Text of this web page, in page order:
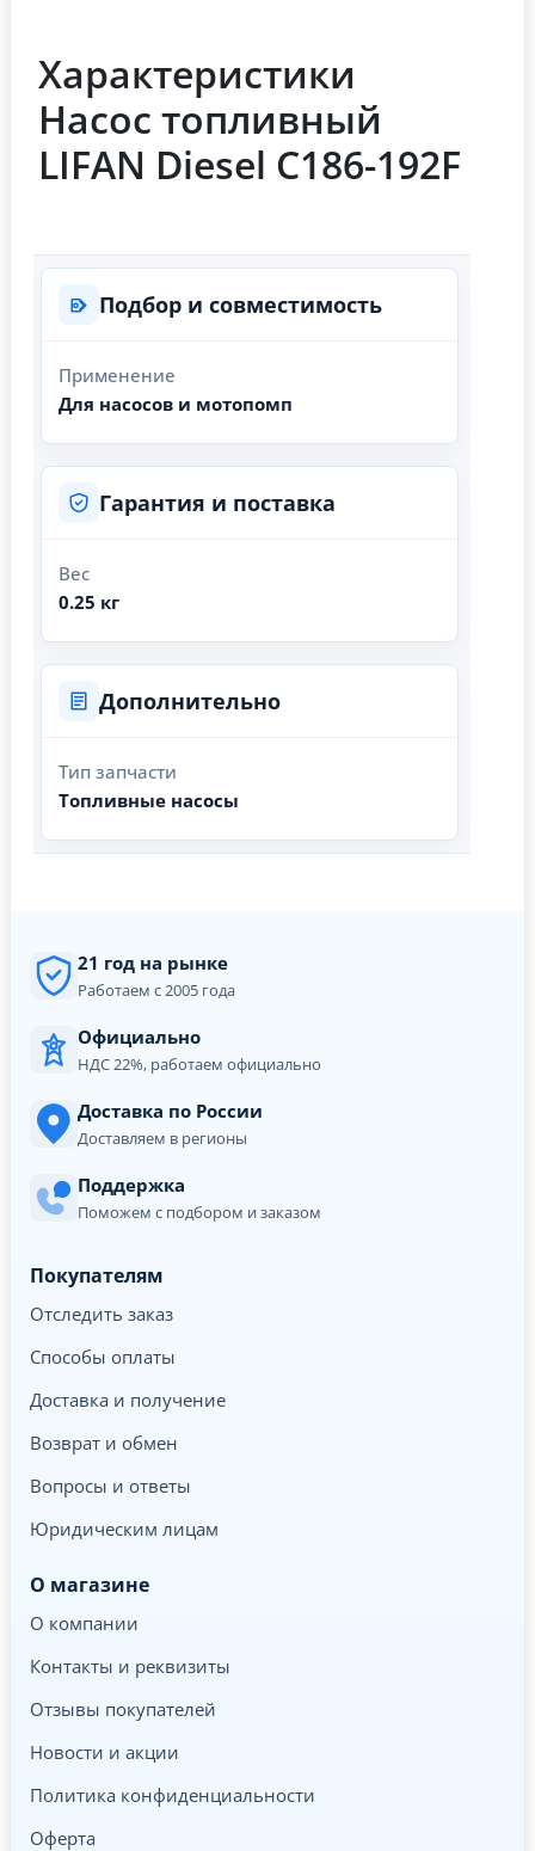
Характеристики
Насос топливный
LIFAN Diesel C186-192F
Подбор и совместимость
Применение
Для насосов и мотопомп
Гарантия и поставка
Вес
0.25 кг
Дополнительно
Тип запчасти
Топливные насосы
21 год на рынке
Работаем с 2005 года
Официально
НДС 22%, работаем официально
Доставка по России
Доставляем в регионы
Поддержка
Поможем с подбором и заказом
Покупателям
Отследить заказ
Способы оплаты
Доставка и получение
Возврат и обмен
Вопросы и ответы
Юридическим лицам
О магазине
О компании
Контакты и реквизиты
Отзывы покупателей
Новости и акции
Политика конфиденциальности
Оферта